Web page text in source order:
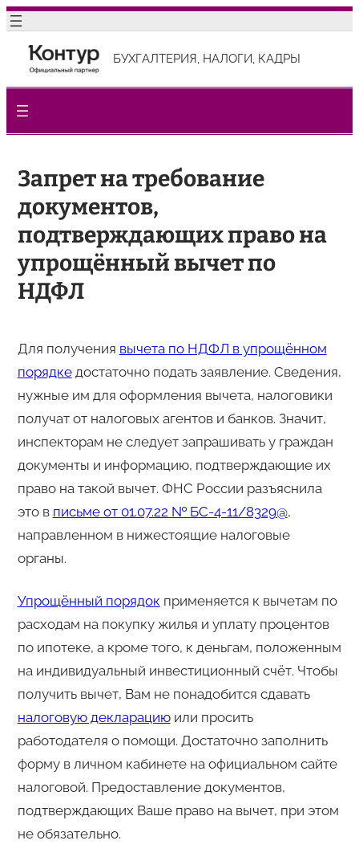
Перейти
содержимому
БУХГАЛТЕРИЯ, НАЛОГИ, КАДРЫ
Запрет на требование
документов,
подтверждающих право на
упрощённый вычет по
НДФЛ
Для получения вычета по НДФЛ в упрощённом
порядкедостаточно подать заявление. Сведения,
нужные им для оформления вычета, налоговики
получат от налоговых агентов и банков. Значит,
инспекторам не следует запрашивать у граждан
документы и информацию, подтверждающие их
право на такой вычет. ФНС России разъяснила
это в письме от 01.07.22 № БС-4-11/8329@,
направленном в нижестоящие налоговые
органы.
Упрощённый порядокприменяется к вычетам по
расходам на покупку жилья и уплату процентов
по ипотеке, а кроме того, к деньгам, положенным
на индивидуальный инвестиционный счёт. Чтобы
получить вычет, Вам не понадобится сдавать
налоговую декларациюили просить
работодателя о помощи. Достаточно заполнить
форму в личном кабинете на официальном сайте
налоговой. Предоставление документов,
подтверждающих Ваше право на вычет, при этом
не обязательно.